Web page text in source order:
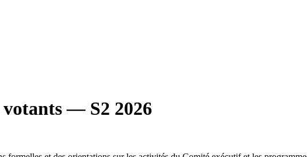
votants — S2 2026